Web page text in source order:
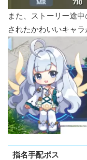
また、ストーリー途
されたかわいいキャ
指名手配ボス